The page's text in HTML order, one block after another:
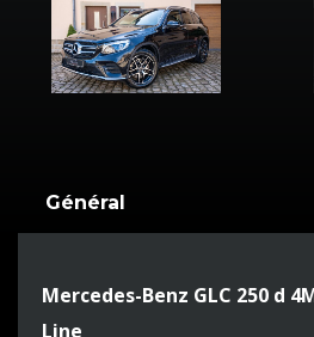
Général
Mercedes-Benz GLC 250 d
Line